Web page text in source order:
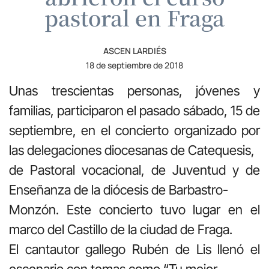
pastoral en Fraga
ASCEN LARDIÉS
18 de septiembre de 2018
Unas trescientas personas, jóvenes y
familias, participaron el pasado sábado, 15 de
septiembre, en el concierto organizado por
las delegaciones diocesanas de Catequesis,
de Pastoral vocacional, de Juventud y de
Enseñanza de la diócesis de Barbastro-
Monzón. Este concierto tuvo lugar en el
marco del Castillo de la ciudad de Fraga.
El cantautor gallego Rubén de Lis llenó el